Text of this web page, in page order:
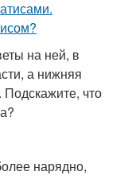
на ней, в
а нижняя
Подскажите, что
нарядно,